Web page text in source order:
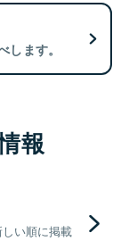
ます。
報
い順に掲載